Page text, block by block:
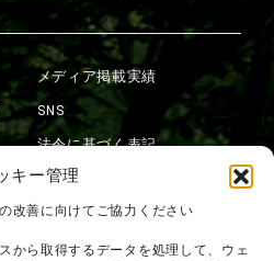
キー管理
改善に向けてご協力ください
から取得するデータを処理して、ウェ
メディア掲載実績
SNS
法令に基づく表記
会社概要
スタッフ募集